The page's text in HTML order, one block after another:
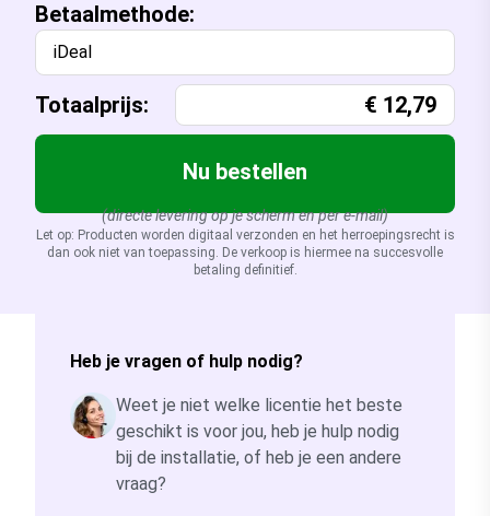
Betaalmethode:
iDeal
Totaalprijs: € 12,79
Nu bestellen
(directe levering op je scherm en per e-mail)
Let op: Producten worden digitaal verzonden en het herroepingsrecht is
dan ook niet van toepassing. De verkoop is hiermee na succesvolle
betaling definitief.
Heb je vragen of hulp nodig?
Weet je niet welke licentie het beste
geschikt is voor jou, heb je hulp nodig
bij de installatie, of heb je een andere
vraag?